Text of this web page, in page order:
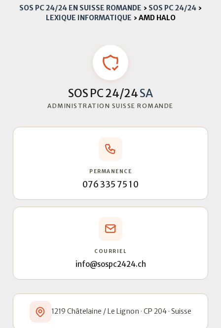
SOS PC 24/24 EN SUISSE ROMANDE › SOS PC 24/24 ›
LEXIQUE INFORMATIQUE › AMD HALO
SOS PC 24/24SA
ADMINISTRATION SUISSE ROMANDE
PERMANENCE
076 335 75 10
COURRIEL
info@sospc2424.ch
1219 Châtelaine / Le Lignon · CP 204 · Suisse